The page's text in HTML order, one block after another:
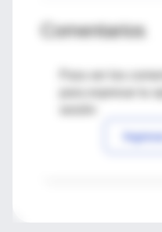
Comentarios
Para ver los